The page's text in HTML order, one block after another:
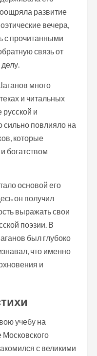
развитие
вечера,
с прочитанными
связь от
много
и читальных
русской и
сильно повлияло на
которые
богатством
основой его
он получил
выражать свои
поэзии. В
был глубоко
что именно
и
учебу на
Московского
с великими